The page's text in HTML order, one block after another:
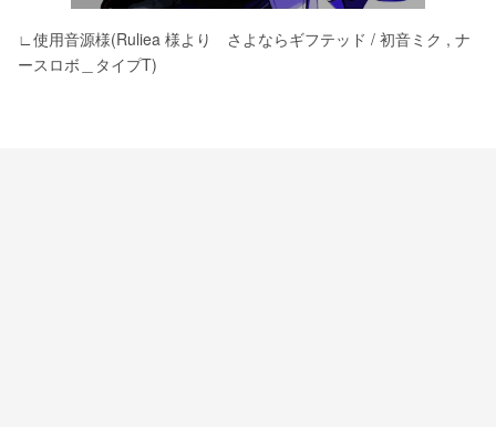
∟使用音源様(Ruliea 様より　さよならギフテッド / 初音ミク , ナ
ースロボ＿タイプT)